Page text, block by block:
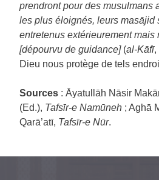
prendront pour des musulmans
les plus éloignés, leurs masājid
entretenus extérieurement mais
[dépourvu de guidance] (al-Kāfī,
Dieu nous protège de tels
Sources : Āyatullāh Nāsir
(Ed.), Tafsīr-e Namūneh ; Aghā
Qarā’atī, Tafsīr-e Nūr.